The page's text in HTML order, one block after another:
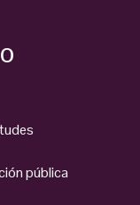
pública